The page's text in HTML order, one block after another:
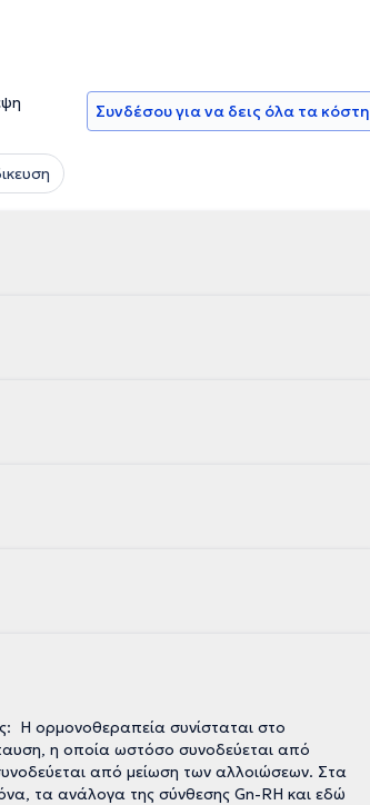
Συνδέσου για να δεις όλα τα κόστη
Η ορμονοθεραπεία συνίσταται στο
η οποία ωστόσο συνοδεύεται από
από μείωση των αλλοιώσεων. Στα
τα ανάλογα της σύνθεσης Gn-RH και εδώ